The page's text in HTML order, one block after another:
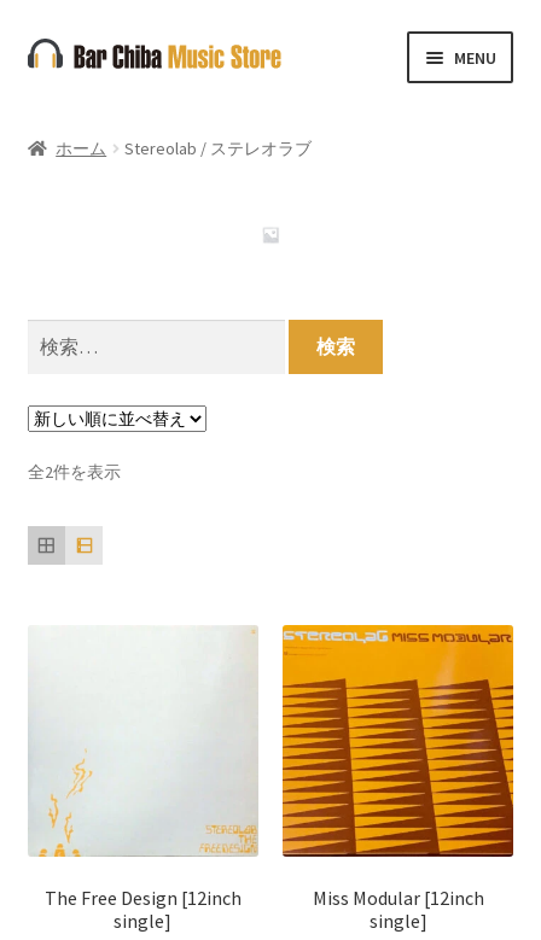
ナ
ビ
ー
キ
ッ
コ
ン
ン
プ
MENU
ホーム Stereolab / ステレオラブ
検
索:
全2件を表示新
The Free Design [12inch
single]
Miss Modular [12inch
single]